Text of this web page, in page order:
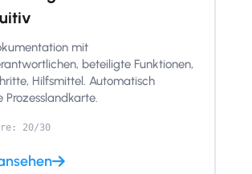
mit
beteiligte Funktionen,
Hilfsmittel. Automatisch
Prozesslandkarte.
20/30